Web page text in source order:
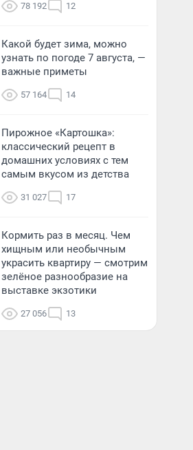
78 192 12
Какой будет зима, можно
узнать по погоде 7 августа, —
важные приметы
57 164 14
Пирожное «Картошка»:
классический рецепт в
домашних условиях с тем
самым вкусом из детства
31 027 17
Кормить раз в месяц. Чем
хищным или необычным
украсить квартиру — смотрим
зелёное разнообразие на
выставке экзотики
27 056 13